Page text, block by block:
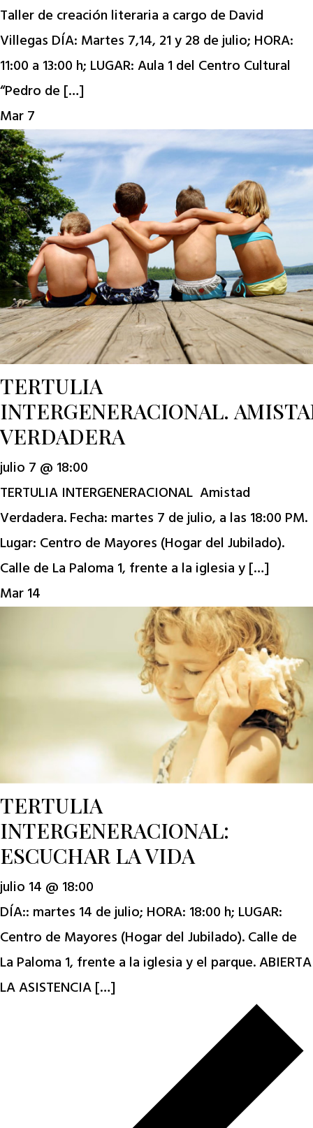
Taller de creación literaria a cargo de David
Villegas DÍA: Martes 7,14, 21 y 28 de julio; HORA:
11:00 a 13:00 h; LUGAR: Aula 1 del Centro Cultural
“Pedro de […]
Mar7
TERTULIA
INTERGENERACIONAL.
VERDADERA
julio 7 @ 18:00
TERTULIA INTERGENERACIONAL Amistad
Verdadera. Fecha: martes 7 de julio, a las 18:00 PM.
Lugar: Centro de Mayores (Hogar del Jubilado).
Calle de La Paloma 1, frente a la iglesia y […]
Mar14
TERTULIA
INTERGENERACIONAL:
ESCUCHAR LA VIDA
julio 14 @ 18:00
DÍA:: martes 14 de julio; HORA: 18:00 h; LUGAR:
Centro de Mayores (Hogar del Jubilado). Calle de
La Paloma 1, frente a la iglesia y el parque. ABIERTA
LA ASISTENCIA […]